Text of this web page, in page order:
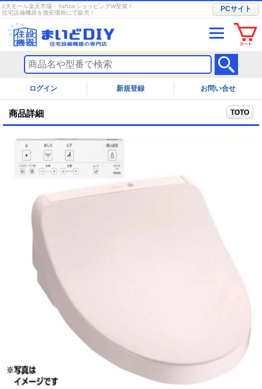
2大モール楽天市場・YahooショッピングW受賞！
住宅設備機器を激安価格にて販売！
PCサイト
ログイン お問い合せ
商品詳細 TOTO